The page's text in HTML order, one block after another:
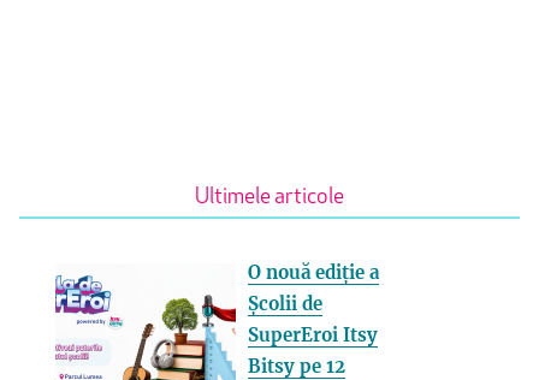
Ultimele articole
O nouă ediție a
Școlii de
SuperEroi Itsy
Bitsy pe 12